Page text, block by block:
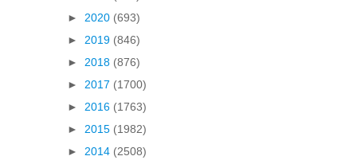
► 2020 (693)
► 2019 (846)
► 2018 (876)
► 2017 (1700)
► 2016 (1763)
► 2015 (1982)
► 2014 (2508)